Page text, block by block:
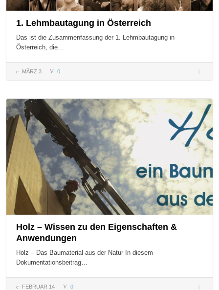
1. Lehmbautagung in Österreich
Das ist die Zusammenfassung der 1. Lehmbautagung in
Österreich, die…
MÄRZ 3 0
Holz – Wissen zu den Eigenschaften &
Anwendungen
Holz – Das Baumaterial aus der Natur In diesem
Dokumentationsbeitrag…
FEBRUAR 14 0